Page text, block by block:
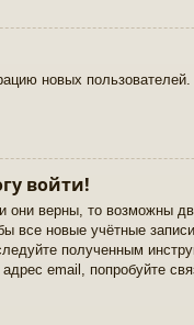
новых
войти!
верны, то возможны
все новые учётные
полученным
email, попробуйте